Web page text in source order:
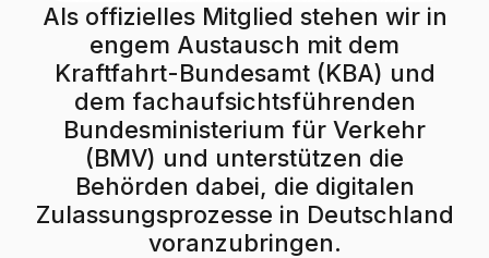
Als offizielles Mitglied stehen wir in
engem Austausch mit dem
Kraftfahrt-Bundesamt (KBA) und
dem fachaufsichtsführenden
Bundesministerium für Verkehr
(BMV) und unterstützen die
Behörden dabei, die digitalen
Zulassungsprozesse in Deutschland
voranzubringen.